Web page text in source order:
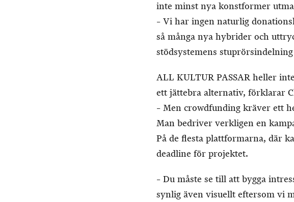
inte minst nya konstformer
– Vi har ingen naturlig
så många nya hybrider och
stödsystemens
ALL KULTUR PASSAR heller
ett jättebra alternativ, förklarar
– Men crowdfunding kräver ett
Man bedriver verkligen en
På de flesta plattformarna, där
deadline för projektet.
– Du måste se till att bygga
synlig även visuellt eftersom vi